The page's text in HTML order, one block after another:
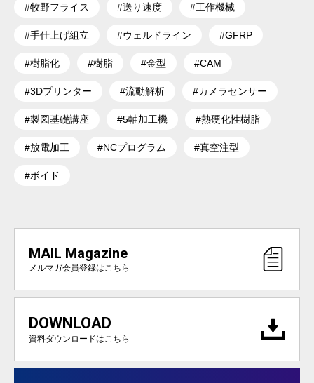
#牧野フライス #送り速度 #工作機械
#手仕上げ組立 #ウェルドライン #GFRP
#樹脂化 #樹脂 #金型 #CAM
#3Dプリンター #流動解析 #カメラセンサー
#製図基礎講座 #5軸加工機 #熱硬化性樹脂
#放電加工 #NCプログラム #真空注型
#ボイド
MAIL Magazine
メルマガ会員登録はこちら
DOWNLOAD
資料ダウンロードはこちら